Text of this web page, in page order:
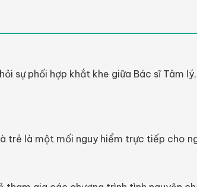
sự phối hợp khắt khe giữa Bác sĩ Tâm
trẻ là một mối nguy hiểm trực tiếp cho